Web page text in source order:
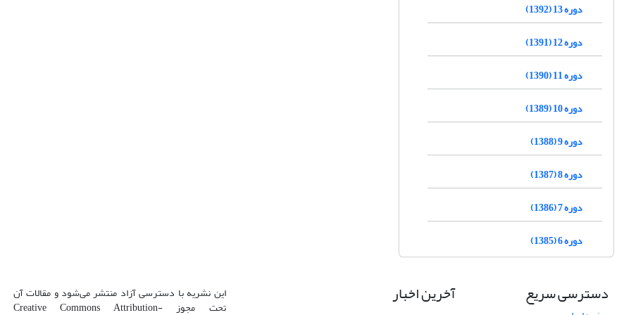
دوره 13 (1392)
دوره 12 (1391)
دوره 11 (1390)
دوره 10 (1389)
دوره 9 (1388)
دوره 8 (1387)
دوره 7 (1386)
دوره 6 (1385)
دسترسی سریع آخرین اخبار این نشریه با دسترسی آزاد منتشر می‌شود و مقالات آن
تحت مجوز Creative Commons Attribution-